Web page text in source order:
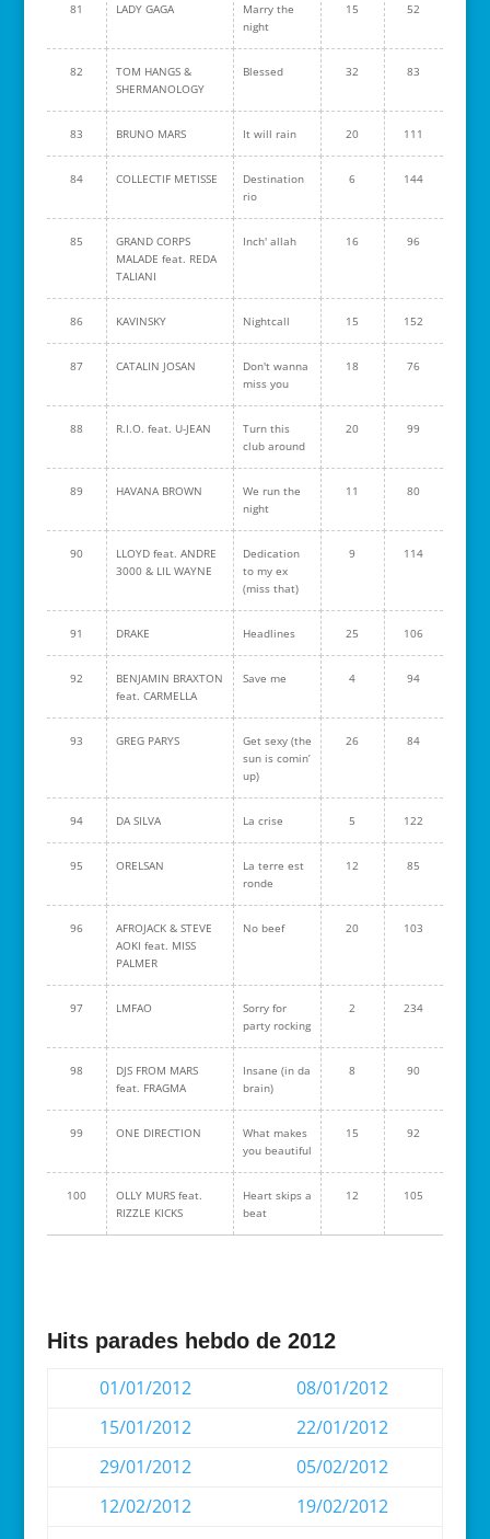
81 LADY GAGA
Marry the
night
15 52
82
TOM HANGS &
SHERMANOLOGY
Blessed 32 83
83 BRUNO MARS It will rain 20 111
84 COLLECTIF METISSE
Destination
rio
6 144
85
GRAND CORPS
MALADE feat. REDA
TALIANI
Inch' allah 16 96
86 KAVINSKY Nightcall 15 152
87 CATALIN JOSAN
Don't wanna
miss you
18 76
88 R.I.O. feat. U-JEAN
Turn this
club around
20 99
89 HAVANA BROWN
We run the
night
11 80
90
LLOYD feat. ANDRE
3000 & LIL WAYNE
Dedication
to my ex
(miss that)
9 114
91 DRAKE Headlines 25 106
92
BENJAMIN BRAXTON
feat. CARMELLA
Save me 4 94
93 GREG PARYS
Get sexy (the
sun is comin’
up)
26 84
94 DA SILVA La crise 5 122
95 ORELSAN
La terre est
ronde
12 85
96
AFROJACK & STEVE
AOKI feat. MISS
PALMER
No beef 20 103
97 LMFAO
Sorry for
party rocking
2 234
98
DJS FROM MARS
feat. FRAGMA
Insane (in da
brain)
8 90
99 ONE DIRECTION
What makes
you beautiful
15 92
100
OLLY MURS feat.
RIZZLE KICKS
Heart skips a
beat
12 105
Hits parades hebdo de 2012
01/01/2012
08/01/2012
15/01/2012
22/01/2012
29/01/2012
05/02/2012
12/02/2012
19/02/2012